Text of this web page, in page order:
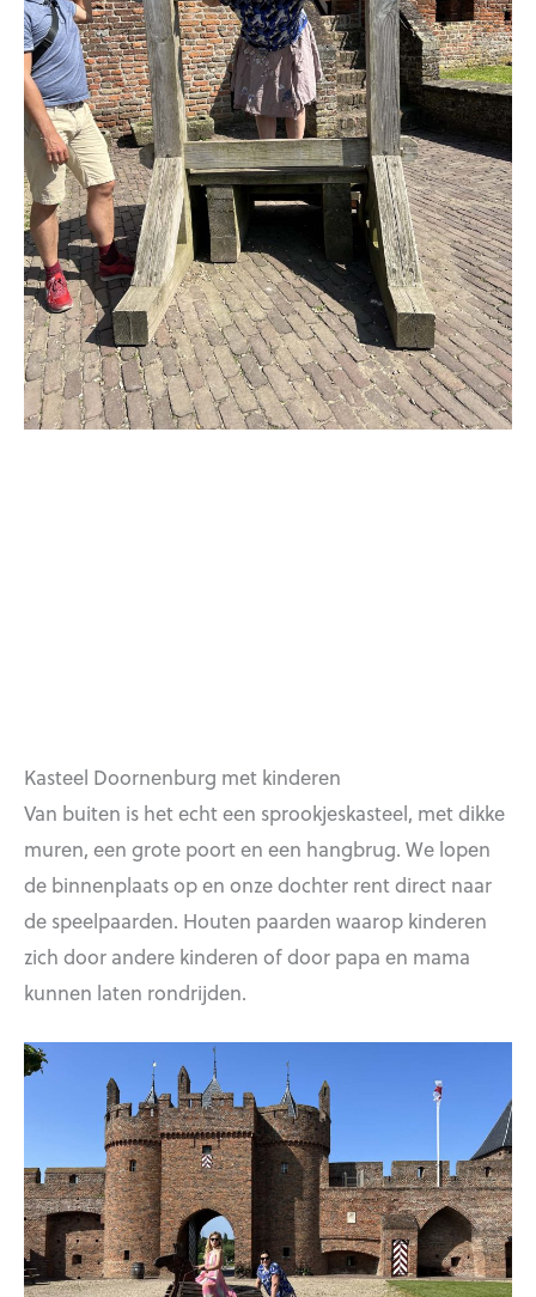
Kasteel Doornenburg met kinderen
Van buiten is het echt een sprookjeskasteel, met dikke
muren, een grote poort en een hangbrug. We lopen
de binnenplaats op en onze dochter rent direct naar
de speelpaarden. Houten paarden waarop kinderen
zich door andere kinderen of door papa en mama
kunnen laten rondrijden.